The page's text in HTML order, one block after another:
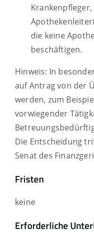
die keine
beschäftigen.
Hinweis: In
auf Antrag von der
werden, zum
vorwiegender
Die Entscheidung
Senat des
Fristen
keine
Erforderliche